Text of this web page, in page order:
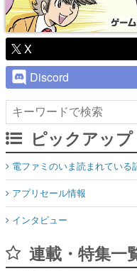
X
Discord
ピックアップ
電ファミのいま読まれている
アプリセール情報
インタビュー
連載・特集一